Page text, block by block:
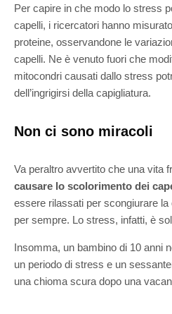
Per capire in che modo lo stress
capelli, i ricercatori hanno
proteine, osservandone le
capelli. Ne è venuto fuori che
mitocondri causati dallo stress
dell’ingrigirsi della capigliatura.
Non ci sono miracoli
Va peraltro avvertito che una vita
causare lo scolorimento dei
essere rilassati per scongiurare
per sempre. Lo stress, infatti, è
Insomma, un bambino di 10 anni
un periodo di stress e un
una chioma scura dopo una